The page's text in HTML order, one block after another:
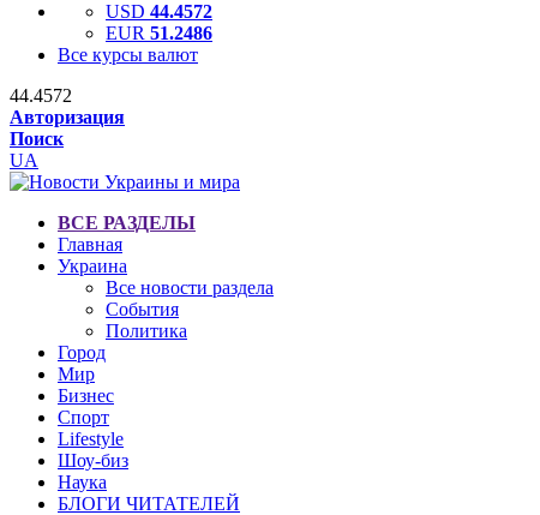
USD 44.4572
EUR 51.2486
Все курсы валют
44.4572
Авторизация
Поиск
UA
ВСЕ РАЗДЕЛЫ
Главная
Украина
Все новости раздела
События
Политика
Город
Мир
Бизнес
Спорт
Lifestyle
Шоу-биз
Наука
БЛОГИ ЧИТАТЕЛЕЙ